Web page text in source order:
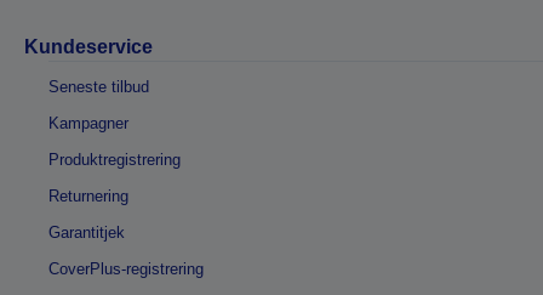
Kundeservice
Seneste tilbud
Kampagner
Produktregistrering
Returnering
Garantitjek
CoverPlus-registrering